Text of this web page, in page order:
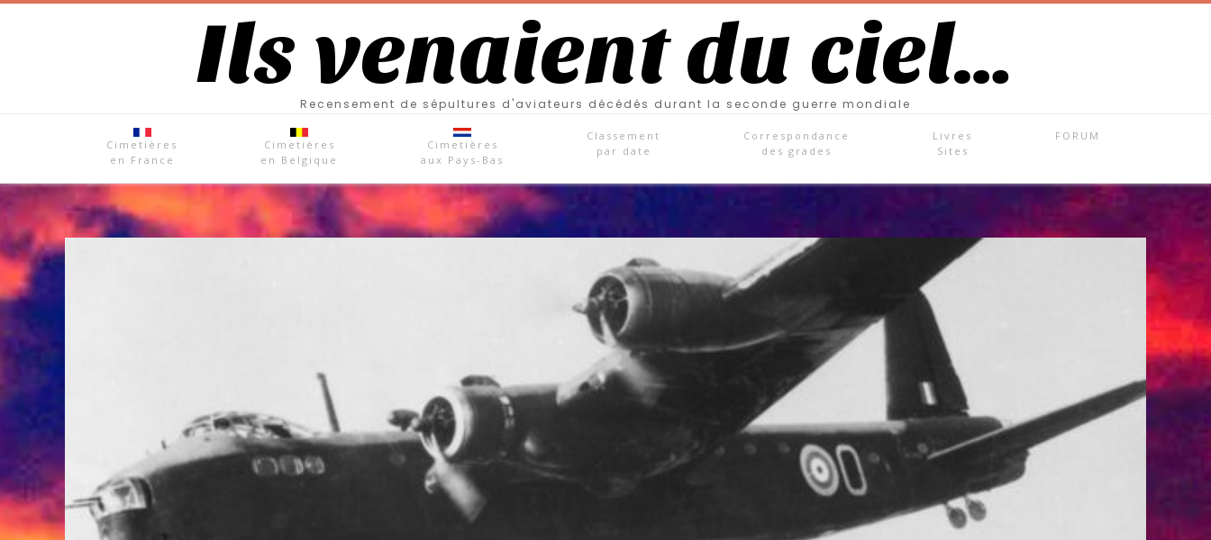
Ils venaient du ciel…
Recensement de sépultures d'aviateurs décédés durant la seconde guerre mondiale
Cimetières
en France
Cimetières
en Belgique
Cimetières
aux Pays-Bas
Classement
par date
Correspondance
des grades
Livres
Sites
FORUM